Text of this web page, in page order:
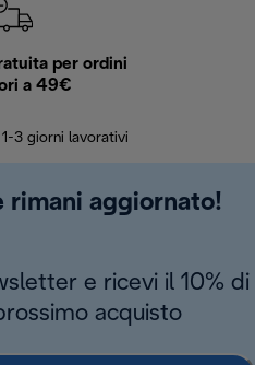
per ordini
a 49€
3 giorni lavorativi
rimani aggiornato!
e ricevi il 10% di
acquisto